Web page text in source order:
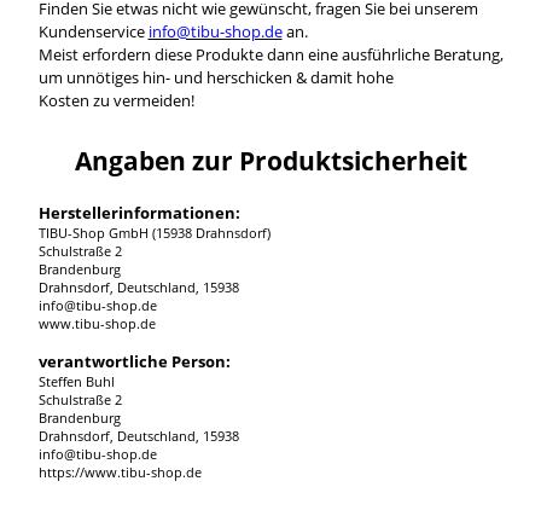
Finden Sie etwas nicht wie gewünscht, fragen Sie bei unserem
Kundenservice info@tibu-shop.dean.
Meist erfordern diese Produkte dann eine ausführliche Beratung,
um unnötiges hin- und herschicken & damit hohe
Kosten zu vermeiden!
Angaben zur Produktsicherheit
Herstellerinformationen:
TIBU-Shop GmbH (15938 Drahnsdorf)
Schulstraße 2
Brandenburg
Drahnsdorf, Deutschland, 15938
info@tibu-shop.de
www.tibu-shop.de
verantwortliche Person:
Steffen Buhl
Schulstraße 2
Brandenburg
Drahnsdorf, Deutschland, 15938
info@tibu-shop.de
https://www.tibu-shop.de